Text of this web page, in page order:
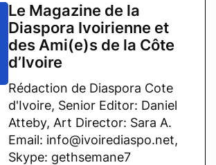
Le Magazine de la
Diaspora Ivoirienne et
des Ami(e)s de la Côte
d’Ivoire
Rédaction de Diaspora Cote
d'Ivoire, Senior Editor: Daniel
Atteby, Art Director: Sara A.
Email: info@ivoirediaspo.net,
Skype: gethsemane7